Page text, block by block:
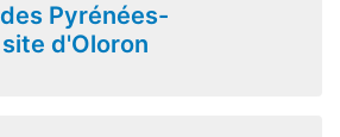
Pyrénées-
d'Oloron